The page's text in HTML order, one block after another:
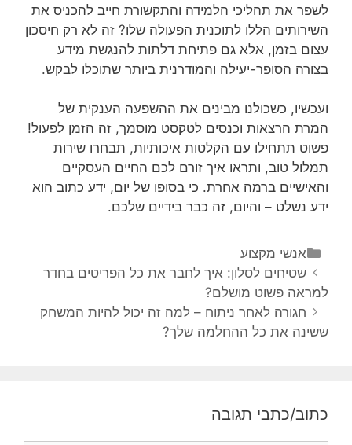
לשפר את תהליכי הלמידה והתקשורת חייב להכניס את
השירותים הללו לתוכנית הפעולה שלו? זה לא רק חיסכון
עצום בזמן, אלא גם פתיחת דלתות להנגשת מידע
בצורה הסופר-יעילה והמודרנית ביותר שתוכלו לבקש.
ועכשיו, כשכולנו מבינים את ההשפעה הענקית של
המרת הרצאות וכנסים לטקסט מוסמך, זה הזמן לפעול!
פשוט תתחילו עם הקלטות איכותיות, תבחרו שירות
תמלול טוב, ותראו איך זורם לכם החיים העסקיים
והאישיים ברמה אחרת. כי בסופו של יום, ידע כתוב הוא
ידע נשלט – והיום, זה כבר בידיים שלכם.
אנשי מקצוע
שטיחים לסלון: איך לחבר את כל הפריטים בחדר
למראה פשוט מושלם?
חגורה לאחר ניתוח – למה זה יכול להיות המשחק
ששינה את כל ההחלמה שלך?
כתוב/כתבי תגובה